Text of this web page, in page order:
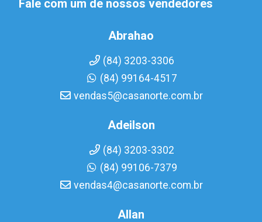
Fale com um de nossos vendedores
Abrahao
(84) 3203-3306
(84) 99164-4517
vendas5@casanorte.com.br
Adeilson
(84) 3203-3302
(84) 99106-7379
vendas4@casanorte.com.br
Allan